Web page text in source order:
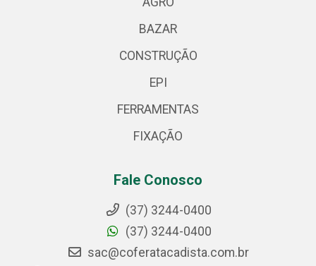
BAZAR
CONSTRUÇÃO
EPI
FERRAMENTAS
FIXAÇÃO
Fale Conosco
(37) 3244-0400
(37) 3244-0400
sac@coferatacadista.com.br